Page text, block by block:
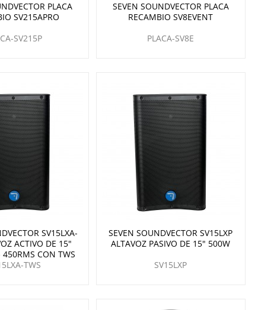
PLACA
SV215APRO
SV215P
SEVEN SOUNDVECTOR PLACA
RECAMBIO SV8EVENT
PLACA-SV8E
SV15LXA-
ACTIVO DE 15"
CON TWS
TWS
SEVEN SOUNDVECTOR SV15LXP
ALTAVOZ PASIVO DE 15" 500W
SV15LXP